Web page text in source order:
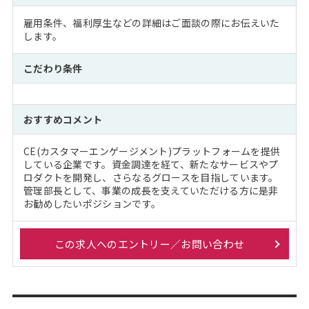
雇用条件、福利厚生などの詳細はご面談の際にお伝えいた
します。
こだわり条件
おすすめコメント
CE(カスタマーエンゲージメント)プラットフォームを提供
している企業です。資金調達を経て、新たなサービスやプ
ロダクトを開発し、さらなるグロースを目指しています。
管理部長として、事業の成長を支えていただける方に是非
お勧めしたいポジションです。
この求人へのエントリー／お問い合わせ